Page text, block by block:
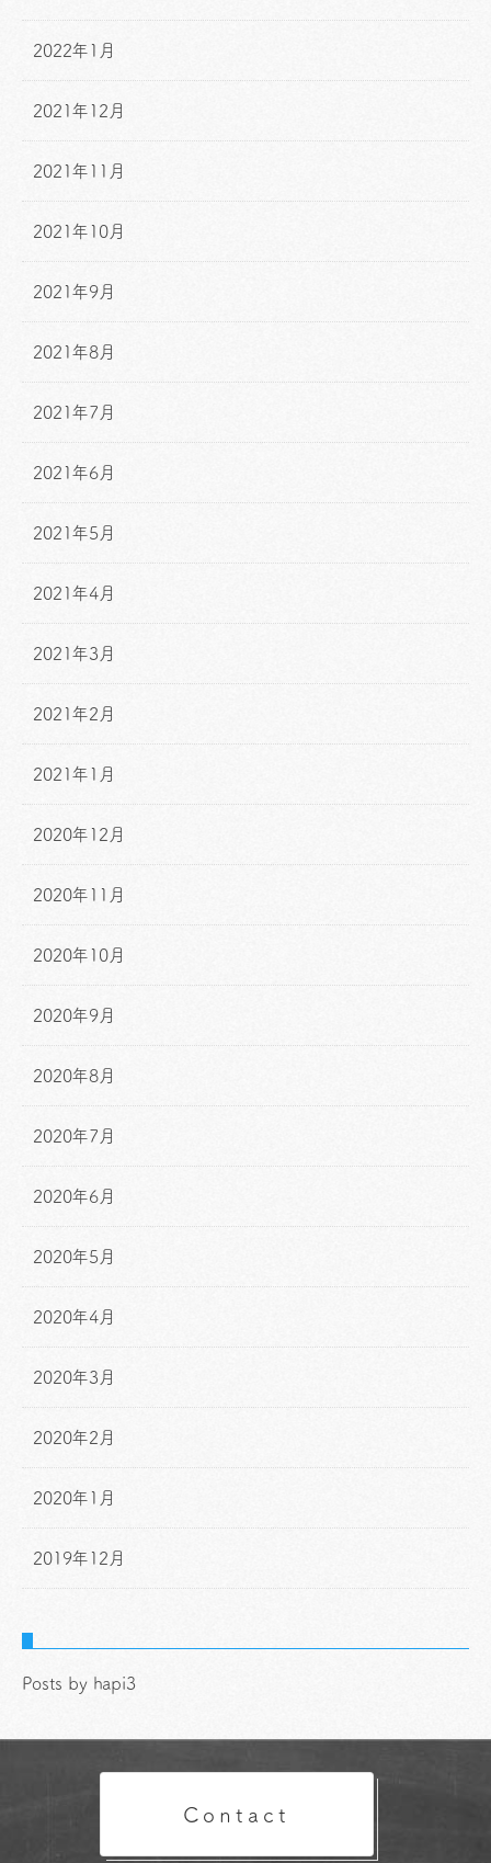
2022年1月
2021年12月
2021年11月
2021年10月
2021年9月
2021年8月
2021年7月
2021年6月
2021年5月
2021年4月
2021年3月
2021年2月
2021年1月
2020年12月
2020年11月
2020年10月
2020年9月
2020年8月
2020年7月
2020年6月
2020年5月
2020年4月
2020年3月
2020年2月
2020年1月
2019年12月
Posts by hapi3
Contact